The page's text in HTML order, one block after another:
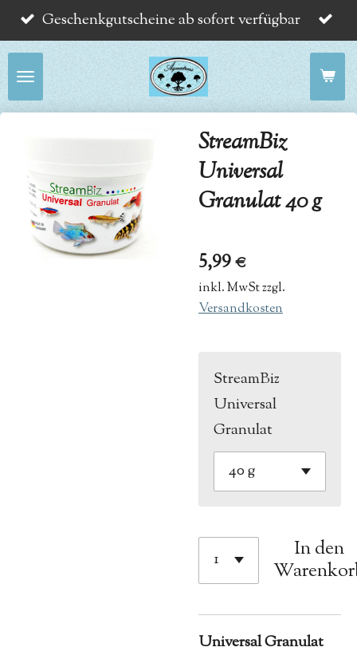
Zum
Hauptinhalt
springen
Geschenkgutscheine ab sofort verfügbar
StreamBiz
Universal
Granulat 40 g
5,99 €
inkl. MwSt zzgl.
Versandkosten
StreamBiz
Universal
Granulat
In den
Universal Granulat